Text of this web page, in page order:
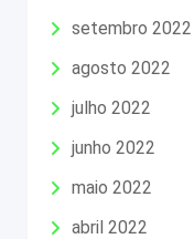
setembro 2022
agosto 2022
julho 2022
junho 2022
maio 2022
abril 2022